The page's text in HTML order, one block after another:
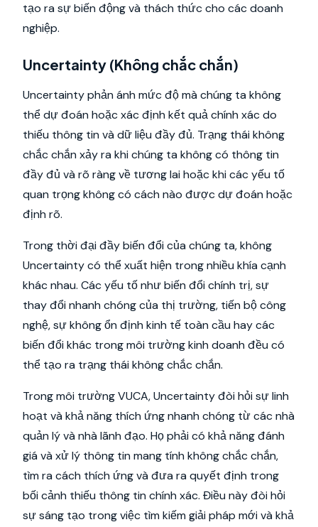
tạo ra sự biến động và thách thức cho các doanh
nghiệp.
Uncertainty (Không chắc chắn)
Uncertainty phản ánh mức độ mà chúng ta không
thể dự đoán hoặc xác định kết quả chính xác do
thiếu thông tin và dữ liệu đầy đủ. Trạng thái không
chắc chắn xảy ra khi chúng ta không có thông tin
đầy đủ và rõ ràng về tương lai hoặc khi các yếu tố
quan trọng không có cách nào được dự đoán hoặc
định rõ.
Trong thời đại đầy biến đổi của chúng ta, không
Uncertainty có thể xuất hiện trong nhiều khía cạnh
khác nhau. Các yếu tố như biến đổi chính trị, sự
thay đổi nhanh chóng của thị trường, tiến bộ công
nghệ, sự không ổn định kinh tế toàn cầu hay các
biến đổi khác trong môi trường kinh doanh đều có
thể tạo ra trạng thái không chắc chắn.
Trong môi trường VUCA, Uncertainty đòi hỏi sự linh
hoạt và khả năng thích ứng nhanh chóng từ các nhà
quản lý và nhà lãnh đạo. Họ phải có khả năng đánh
giá và xử lý thông tin mang tính không chắc chắn,
tìm ra cách thích ứng và đưa ra quyết định trong
bối cảnh thiếu thông tin chính xác. Điều này đòi hỏi
sự sáng tạo trong việc tìm kiếm giải pháp mới và khả